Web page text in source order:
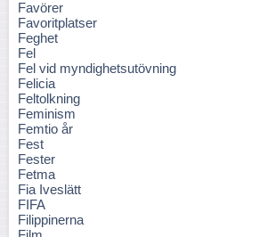
Favörer
Favoritplatser
Feghet
Fel
Fel vid myndighetsutövning
Felicia
Feltolkning
Feminism
Femtio år
Fest
Fester
Fetma
Fia Iveslätt
FIFA
Filippinerna